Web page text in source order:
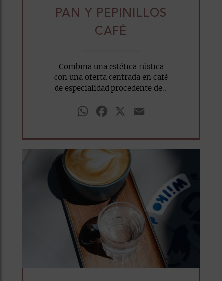
PAN Y PEPINILLOS
CAFÉ
Combina una estética rústica
con una oferta centrada en café
de especialidad procedente de...
WhatsAppFacebook